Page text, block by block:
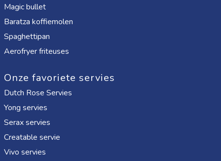
Magic bullet
Baratza koffiemolen
Spaghettipan
Aerofryer friteuses
Onze favoriete servies
Dutch Rose Servies
Yong servies
Serax servies
Creatable servie
Vivo servies